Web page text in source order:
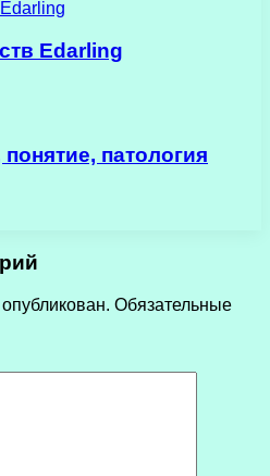
Edarling
патология
Обязательные